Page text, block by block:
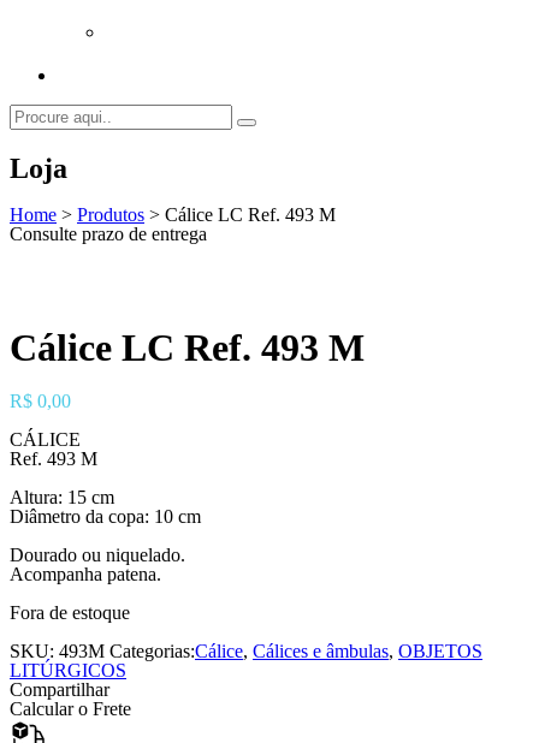
Loja
Home > Produtos > Cálice LC Ref. 493 M
Consulte prazo de entrega
Cálice LC Ref. 493 M
R$ 0,00
CÁLICE
Ref. 493 M
Altura: 15 cm
Diâmetro da copa: 10 cm
Dourado ou niquelado.
Acompanha patena.
Fora de estoque
SKU: 493M Categorias:Cálice, Cálices e âmbulas, OBJETOS
LITÚRGICOS
Compartilhar
Calcular o Frete